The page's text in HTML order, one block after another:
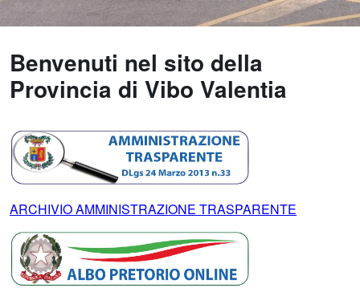
Benvenuti nel sito della
Provincia di Vibo Valentia
ARCHIVIO AMMINISTRAZIONE TRASPARENTE